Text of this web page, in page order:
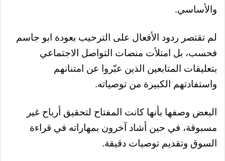
والأساسي.
لم تقتصر ردود الأفعال على الترحيب بعودة ابو جاسم
فحسب، بل امتلأت منصات التواصل الاجتماعي
بتعليقات المتابعين الذين عبّروا عن امتنانهم
واستفادتهم الكبيرة من توصياته.
البعض وصفها بأنها كانت المفتاح لتحقيق أرباح غير
مسبوقة، في حين أشاد آخرون بمهاراته في قراءة
السوق وتقديم توصيات دقيقة.